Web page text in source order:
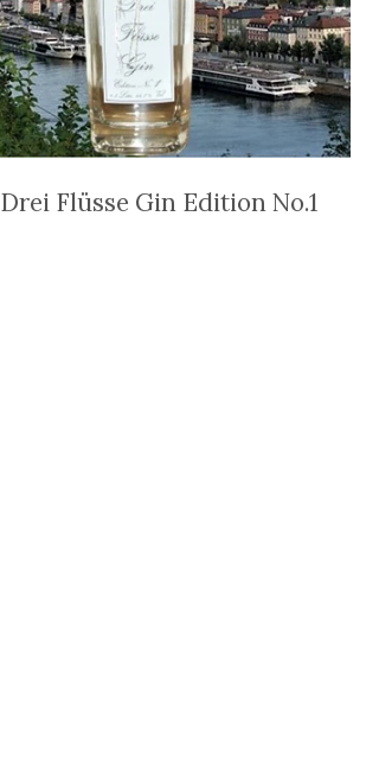
Drei Flüsse Gin Edition No.1